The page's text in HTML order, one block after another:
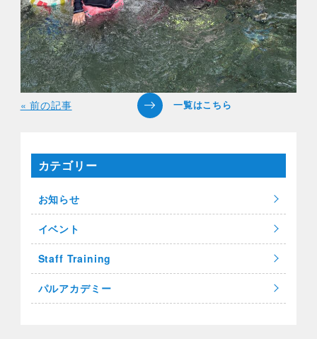
« 前の記事
カテゴリー
お知らせ
イベント
Staff Training
パルアカデミー